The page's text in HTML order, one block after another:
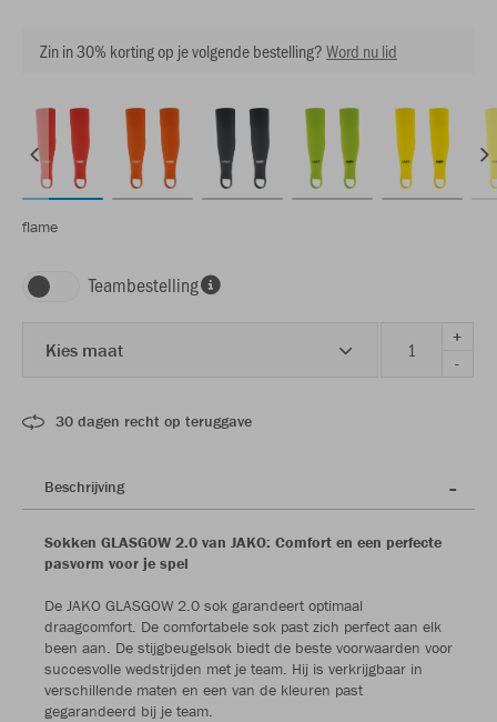
Zin in 30% korting op je volgende bestelling?Word nu lid
flame
Teambestelling
Kies maat
+
-
30 dagen recht op teruggave
Beschrijving
Sokken GLASGOW 2.0 van JAKO: Comfort en een perfecte
pasvorm voor je spel
De JAKO GLASGOW 2.0 sok garandeert optimaal
draagcomfort. De comfortabele sok past zich perfect aan elk
been aan. De stijgbeugelsok biedt de beste voorwaarden voor
succesvolle wedstrijden met je team. Hij is verkrijgbaar in
verschillende maten en een van de kleuren past
gegarandeerd bij je team.